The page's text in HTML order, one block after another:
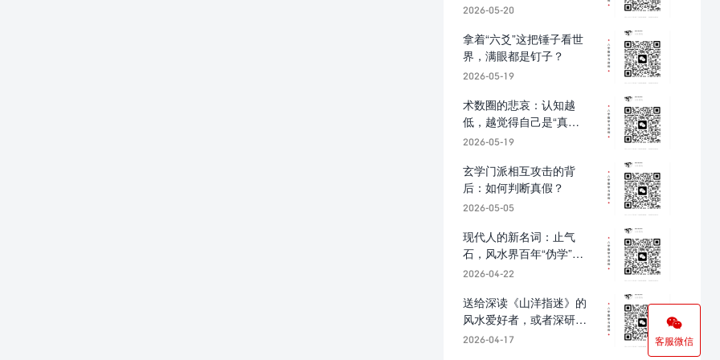
2026-05-20
拿着“六爻”这把锤子看世
界，满眼都是钉子？
2026-05-19
术数圈的悲哀：认知越
低，越觉得自己是“真
传”！
2026-05-19
玄学门派相互攻击的背
后：如何判断真假？
2026-05-05
现代人的新名词：止气
石，风水界百年“伪学”的
真正来源。
2026-04-22
送给深读《山洋指迷》的
风水爱好者，或者深研风
水的朋友。【真传一句
2026-04-17

客服微信